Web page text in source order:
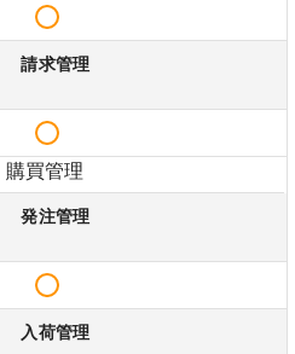
請求管理
購買管理
発注管理
入荷管理